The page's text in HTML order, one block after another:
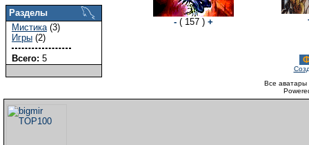
Разделы
Мистика(3)
Игры (2)
Всего: 5
- ( 157 ) +
Все аватары